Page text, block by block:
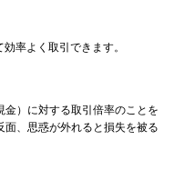
率よく取引できます。
）に対する取引倍率のことを
、思惑が外れると損失を被る